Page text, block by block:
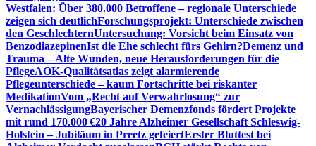
Westfalen: Über 380.000 Betroffene – regionale Unterschiede
zeigen sich deutlichForschungsprojekt: Unterschiede zwischen
den GeschlechternUntersuchung: Vorsicht beim Einsatz von
BenzodiazepinenIst die Ehe schlecht fürs Gehirn?Demenz und
Trauma – Alte Wunden, neue Herausforderungen für die
PflegeAOK-Qualitätsatlas zeigt alarmierende
Pflegeunterschiede – kaum Fortschritte bei riskanter
MedikationVom „Recht auf Verwahrlosung“ zur
VernachlässigungBayerischer Demenzfonds fördert Projekte
mit rund 170.000 €20 Jahre Alzheimer Gesellschaft Schleswig-
Holstein – Jubiläum in Preetz gefeiertErster Bluttest bei